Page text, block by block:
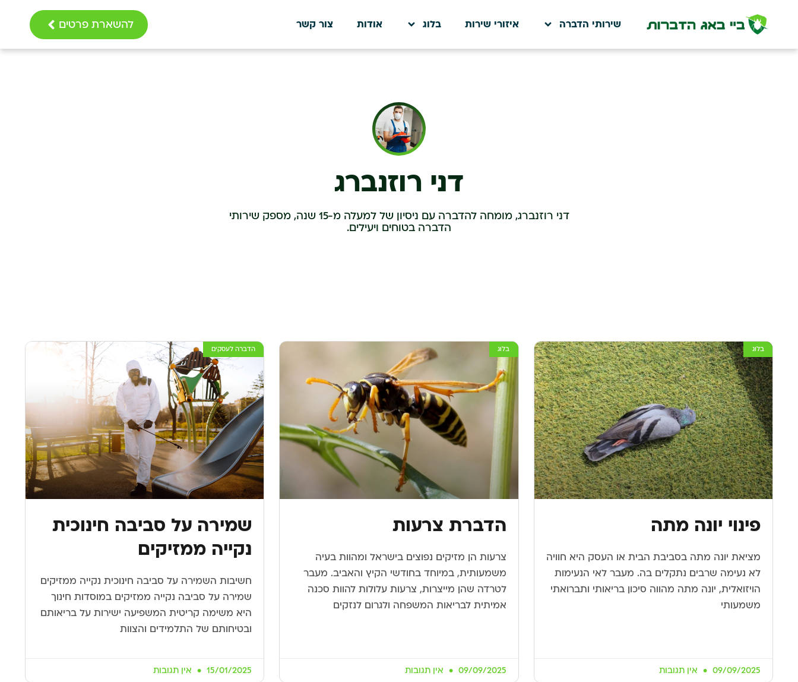
שירותי הדברה איזורי שירות בלוג אודות צור קשר להשארת פרטים
דני רוזנברג
דני רוזנברג, מומחה להדברה עם ניסיון של למעלה מ-15 שנה, מספק שירותי
הדברה בטוחים ויעילים.
בלוג
פינוי יונה מתה
מציאת יונה מתה בסביבת הבית או העסק היא חוויה
לא נעימה שרבים נתקלים בה. מעבר לאי הנעימות
הויזואלית, יונה מתה מהווה סיכון בריאותי ותברואתי
משמעותי
09/09/2025 אין תגובות
בלוג
הדברת צרעות
צרעות הן מזיקים נפוצים בישראל ומהוות בעיה
משמעותית, במיוחד בחודשי הקיץ והאביב. מעבר
לטרדה שהן מייצרות, צרעות עלולות להוות סכנה
אמיתית לבריאות המשפחה ולגרום לנזקים
09/09/2025 אין תגובות
הדברה לעסקים
שמירה על סביבה חינוכית
נקייה ממזיקים
חשיבות השמירה על סביבה חינוכית נקייה ממזיקים
שמירה על סביבה נקייה ממזיקים במוסדות חינוך
היא משימה קריטית המשפיעה ישירות על בריאותם
ובטיחותם של התלמידים והצוות
15/01/2025 אין תגובות